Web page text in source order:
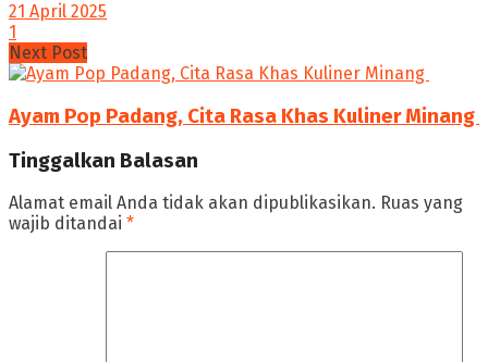
21 April 2025
1
Next Post
Ayam Pop Padang, Cita Rasa Khas Kuliner Minang
Tinggalkan Balasan
Alamat email Anda tidak akan dipublikasikan. Ruas yang
wajib ditandai *